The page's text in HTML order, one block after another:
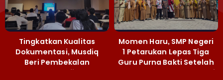
Tingkatkan Kualitas
Dokumentasi, Musdiq
Beri Pembekalan
Fotografi ‎
Momen Haru, SMP Negeri
1 Petarukan Lepas Tiga
Guru Purna Bakti Setelah
Puluhan Tahun Mengabdi